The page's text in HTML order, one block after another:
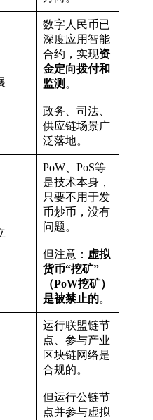
数字人民币已
深度应用智能
合约，实现资
金定向拨付和
监测 。
政务、司法、
供应链场景广
泛落地。
PoW、PoS等
是技术本身，
只要不用于发
币炒币，没有
问题。
但注意： 虚拟
货币“挖矿”
（PoW挖矿）
是被禁止的。
运行联盟链节
点、参与产业
区块链网络是
合规的。
但运行公链节
点并参与虚拟